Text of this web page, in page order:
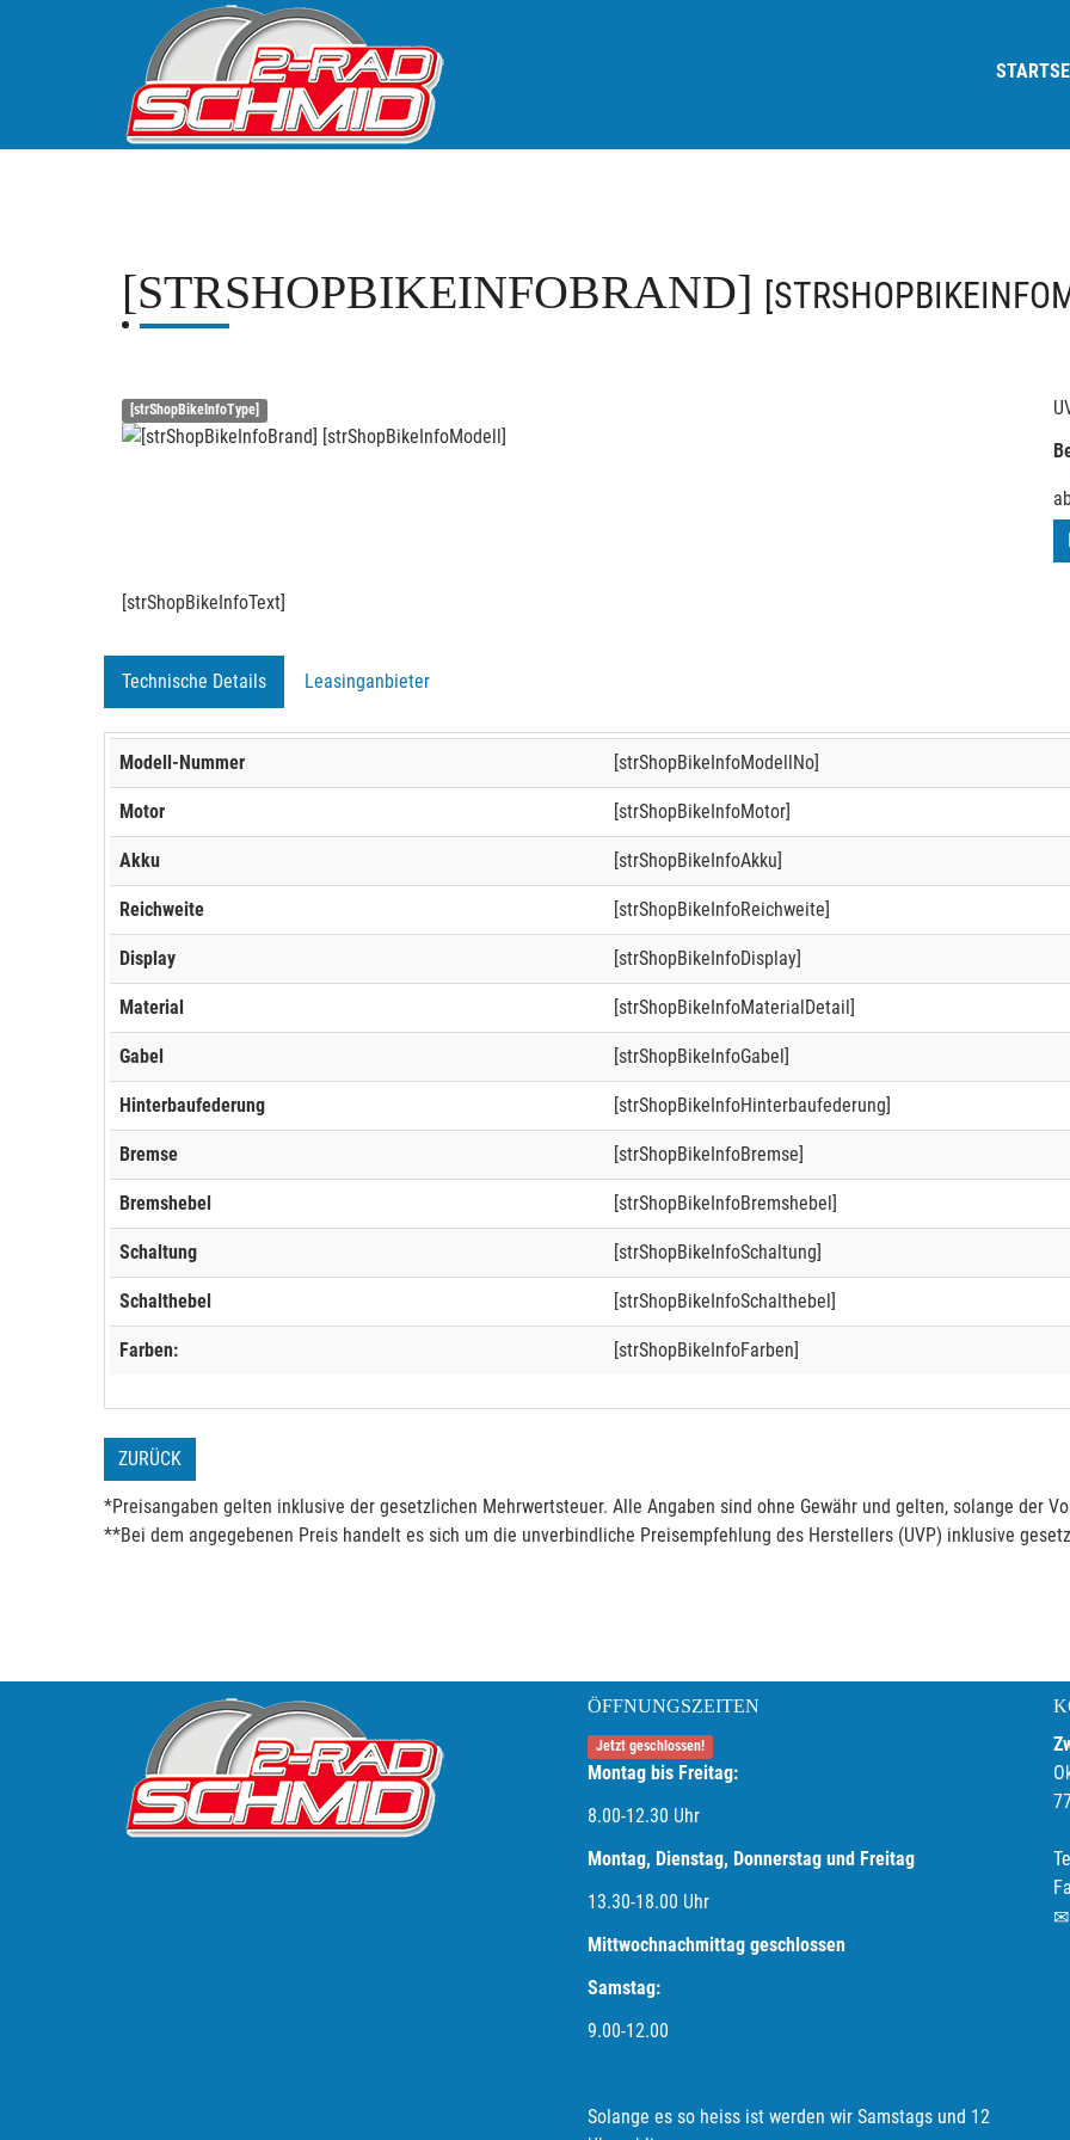
[STRSHOPBIKEINFOBRAND]
[strShopBikeInfoType]
[strShopBikeInfoText]
Technische Details Leasinganbieter
Modell-Nummer [strShopBikeInfoModellNo]
Motor [strShopBikeInfoMotor]
Akku [strShopBikeInfoAkku]
Reichweite [strShopBikeInfoReichweite]
Display [strShopBikeInfoDisplay]
Material [strShopBikeInfoMaterialDetail]
Gabel [strShopBikeInfoGabel]
Hinterbaufederung [strShopBikeInfoHinterbaufederung]
Bremse [strShopBikeInfoBremse]
Bremshebel [strShopBikeInfoBremshebel]
Schaltung [strShopBikeInfoSchaltung]
Schalthebel [strShopBikeInfoSchalthebel]
Farben: [strShopBikeInfoFarben]
ZURÜCK
*Preisangaben gelten inklusive der gesetzlichen Mehrwertsteuer. Alle Angaben sind ohne Gewähr und gelten, solange der
**Bei dem angegebenen Preis handelt es sich um die unverbindliche Preisempfehlung des Herstellers (UVP) inklusive
ÖFFNUNGSZEITEN
Jetzt geschlossen!
Montag bis Freitag:
8.00-12.30 Uhr
Montag, Dienstag, Donnerstag und Freitag
13.30-18.00 Uhr
Mittwochnachmittag geschlossen
Samstag:
9.00-12.00
Solange es so heiss ist werden wir Samstags und 12